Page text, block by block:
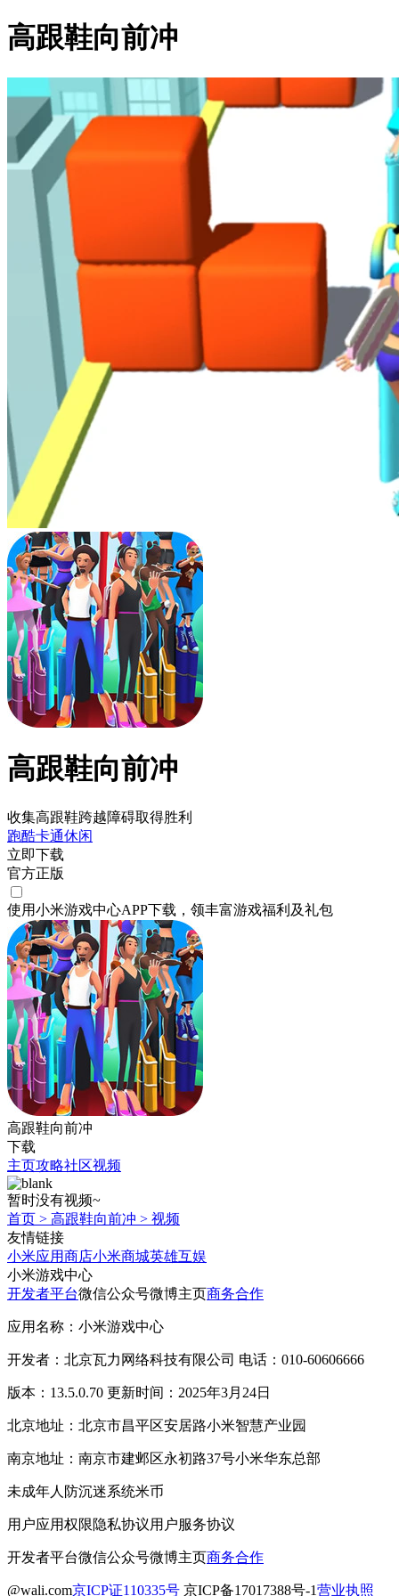
高跟鞋向前冲
高跟鞋向前冲
收集高跟鞋跨越障碍取得胜利
跑酷卡通休闲
立即下载
官方正版
使用小米游戏中心APP下载 ，领丰富游戏福利 及礼包
高跟鞋向前冲
下载
主页攻略社区视频
暂时没有视频~
首页 > 高跟鞋向前冲 > 视频
友情链接
小米应用商店小米商城英雄互娱
小米游戏中心
开发者平台微信公众号微博主页商务合作
应用名称：小米游戏中心
开发者：北京瓦力网络科技有限公司 电话：010-60606666
版本：13.5.0.70 更新时间：2025年3月24日
北京地址：北京市昌平区安居路小米智慧产业园
南京地址：南京市建邺区永初路37号小米华东总部
未成年人防沉迷系统米币
用户应用权限隐私协议用户服务协议
开发者平台微信公众号微博主页商务合作
@wali.com京ICP证110335号 京ICP备17017388号-1营业执照